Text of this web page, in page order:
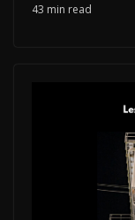
43 min read